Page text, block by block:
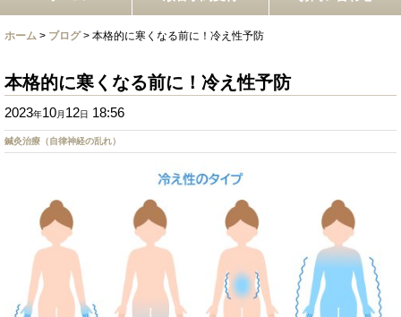
ホーム > ブログ > 本格的に寒くなる前に！冷え性予防
本格的に寒くなる前に！冷え性予防
2023年10月 12日 18:56
鍼灸治療（自律神経の乱れ）